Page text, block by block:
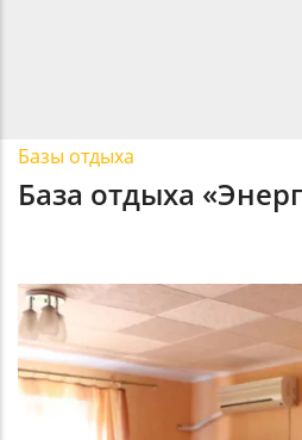
Базы отдыха
База отдыха